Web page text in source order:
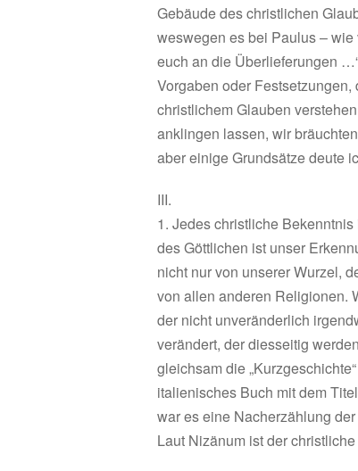
Gebäude des christlichen
weswegen es bei Paulus –
euch an die Überlieferungen
Vorgaben oder
christlichem Glauben
anklingen lassen, wir
aber einige Grundsätze deute
III.
1. Jedes christliche
des Göttlichen ist unser
nicht nur von unserer Wurzel,
von allen anderen Religionen.
der nicht unveränderlich
verändert, der diesseitig
gleichsam die
italienisches Buch mit dem
war es eine Nacherzählung
Laut Nizänum ist der